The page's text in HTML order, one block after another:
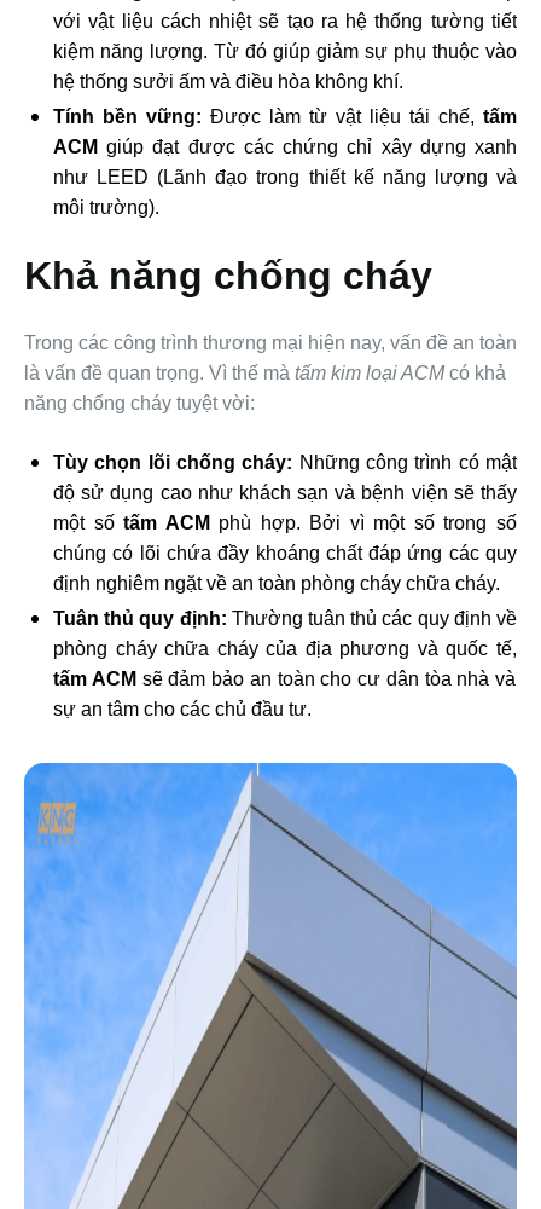
với vật liệu cách nhiệt sẽ tạo ra hệ thống tường tiết
kiệm năng lượng. Từ đó giúp giảm sự phụ thuộc vào
hệ thống sưởi ấm và điều hòa không khí.
Tính bền vững: Được làm từ vật liệu tái chế, tấm
ACM giúp đạt được các chứng chỉ xây dựng xanh
như LEED (Lãnh đạo trong thiết kế năng lượng và
môi trường).
Khả năng chống cháy
Trong các công trình thương mại hiện nay, vấn đề an toàn
là vấn đề quan trọng. Vì thế mà tấm kim loại ACMcó khả
năng chống cháy tuyệt vời:
Tùy chọn lõi chống cháy: Những công trình có mật
độ sử dụng cao như khách sạn và bệnh viện sẽ thấy
một sốtấm ACM phù hợp. Bởi vì một số trong số
chúng có lõi chứa đầy khoáng chất đáp ứng các quy
định nghiêm ngặt về an toàn phòng cháy chữa cháy.
Tuân thủ quy định: Thường tuân thủ các quy định về
phòng cháy chữa cháy của địa phương và quốc tế,
tấm ACM sẽ đảm bảo an toàn cho cư dân tòa nhà và
sự an tâm cho các chủ đầu tư.